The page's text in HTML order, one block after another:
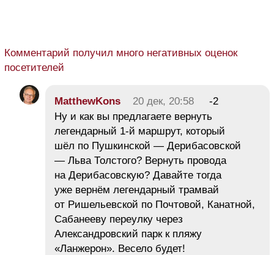
Комментарий получил много негативных оценок
посетителей
MatthewKons 20 дек, 20:58
-2
Ну и как вы предлагаете вернуть
легендарный 1-й маршрут, который
шёл по Пушкинской — Дерибасовской
— Льва Толстого? Вернуть провода
на Дерибасовскую? Давайте тогда
уже вернём легендарный трамвай
от Ришельевской по Почтовой, Канатной,
Сабанееву переулку через
Александровский парк к пляжу
«Ланжерон». Весело будет!